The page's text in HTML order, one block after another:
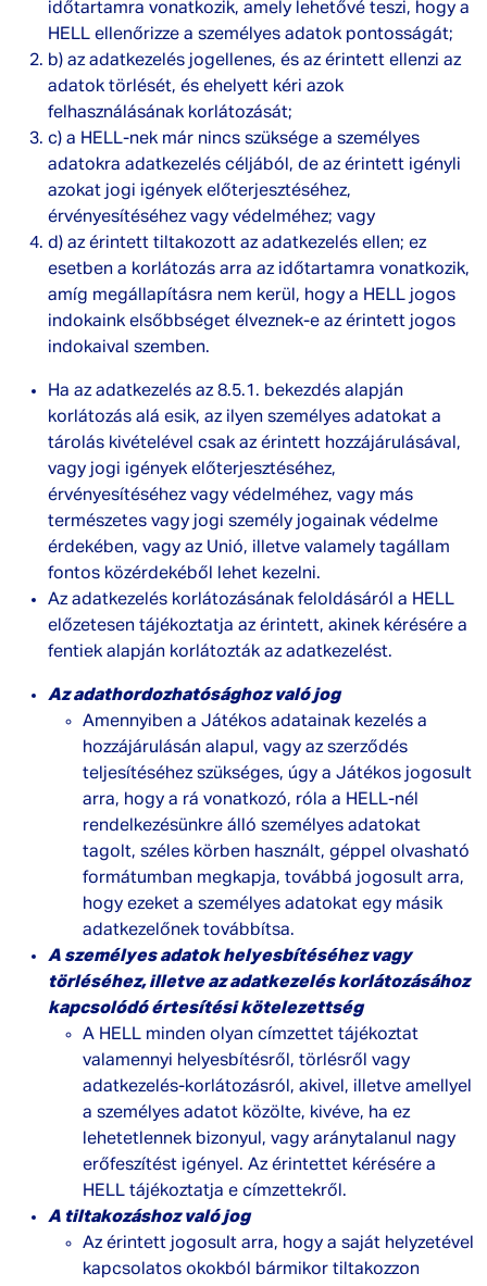
időtartamra vonatkozik, amely lehetővé teszi, hogy a
HELL ellenőrizze a személyes adatok pontosságát;
b) az adatkezelés jogellenes, és az érintett ellenzi az
adatok törlését, és ehelyett kéri azok
felhasználásának korlátozását;
c) a HELL-nek már nincs szüksége a személyes
adatokra adatkezelés céljából, de az érintett igényli
azokat jogi igények előterjesztéséhez,
érvényesítéséhez vagy védelméhez; vagy
d) az érintett tiltakozott az adatkezelés ellen; ez
esetben a korlátozás arra az időtartamra vonatkozik,
amíg megállapításra nem kerül, hogy a HELL jogos
indokaink elsőbbséget élveznek-e az érintett jogos
indokaival szemben.
Ha az adatkezelés az 8.5.1. bekezdés alapján
korlátozás alá esik, az ilyen személyes adatokat a
tárolás kivételével csak az érintett hozzájárulásával,
vagy jogi igények előterjesztéséhez,
érvényesítéséhez vagy védelméhez, vagy más
természetes vagy jogi személy jogainak védelme
érdekében, vagy az Unió, illetve valamely tagállam
fontos közérdekéből lehet kezelni.
Az adatkezelés korlátozásának feloldásáról a HELL
előzetesen tájékoztatja az érintett, akinek kérésére a
fentiek alapján korlátozták az adatkezelést.
Az adathordozhatósághoz való jog
Amennyiben a Játékos adatainak kezelés a
hozzájárulásán alapul, vagy az szerződés
teljesítéséhez szükséges, úgy a Játékos jogosult
arra, hogy a rá vonatkozó, róla a HELL-nél
rendelkezésünkre álló személyes adatokat
tagolt, széles körben használt, géppel olvasható
formátumban megkapja, továbbá jogosult arra,
hogy ezeket a személyes adatokat egy másik
adatkezelőnek továbbítsa.
A személyes adatok helyesbítéséhez vagy
törléséhez, illetve az adatkezelés korlátozásához
kapcsolódó értesítési kötelezettség
A HELL minden olyan címzettet tájékoztat
valamennyi helyesbítésről, törlésről vagy
adatkezelés-korlátozásról, akivel, illetve amellyel
a személyes adatot közölte, kivéve, ha ez
lehetetlennek bizonyul, vagy aránytalanul nagy
erőfeszítést igényel. Az érintettet kérésére a
HELL tájékoztatja e címzettekről.
A tiltakozáshoz való jog
Az érintett jogosult arra, hogy a saját helyzetével
kapcsolatos okokból bármikor tiltakozzon